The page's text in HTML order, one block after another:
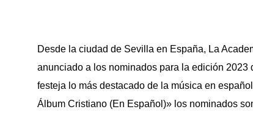
Desde la ciudad de Sevilla en España, La
anunciado a los nominados para la edición 2023
festeja lo más destacado de la música en
Álbum Cristiano (En Español)» los nominados